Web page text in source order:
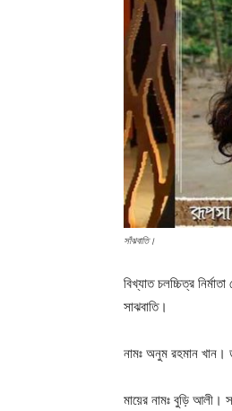
সাঁঝবাতি।
বিখ্যাত চলচ্চিত্র
সাঝবাতি।
নামঃ অনুম রহমান খান।
মায়ের নামঃ বুড়ি আলী।